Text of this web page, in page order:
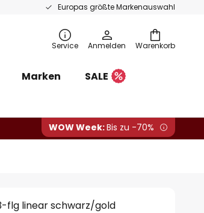
Europas größte Markenauswahl
Warenkorb
Service Anmelden
Marken
SALE
WOW Week:Bis zu -70%
flg linear schwarz/gold